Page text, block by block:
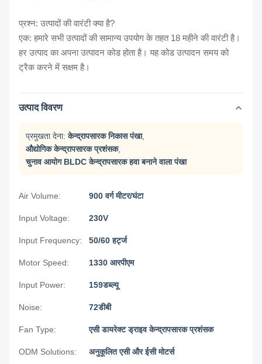
प्रश्न: उत्पादों की वारंटी क्या है?
एक: हमारे सभी उत्पादों की सामान्य उपयोग के तहत 18 महीने की वारंटी है।
हर उत्पाद का अपना उत्पादन कोड होता है। यह कोड उत्पादन समय को
ट्रैक करने में सक्षम है।
उत्पाद विवरण
प्रमुखता देना: केन्द्रापसारक निकास पंखा,
औद्योगिक केन्द्रापसारक प्रशंसक,
चुनाव आयोग BLDC केन्द्रापसारक हवा बनाने वाला पंखा
Air Volume: 900 वर्ग मीटर/घंटा
Input Voltage: 230V
Input Frequency: 50/60 हर्ट्ज
Motor Speed: 1330 आरपीएम
Input Power: 159डब्ल्यू
Noise: 72डीबी
Fan Type: एसी डायरेक्ट ड्राइव केन्द्रापसारक प्रशंसक
ODM Solutions: अनुकूलित एसी और ईसी मोटर्स